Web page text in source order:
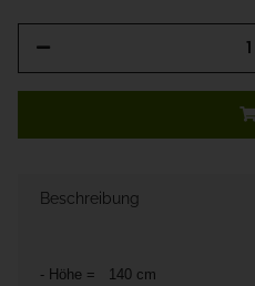
Beschreibung
- Höhe = 140 cm